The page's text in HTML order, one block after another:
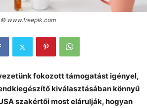
www.freepik.com
fokozott támogatást igényel,
kiválasztásában könnyű
szakértői most elárulják, hogyan